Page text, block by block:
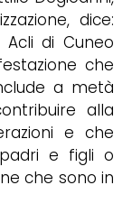
dice:
Acli di Cuneo
che
a metà
alla
e che
e figli o
che sono in